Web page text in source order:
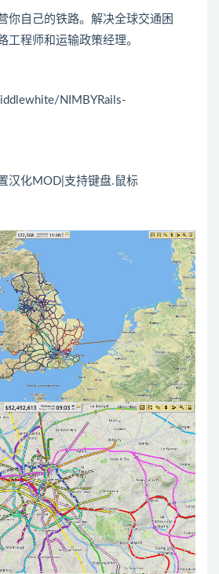
你自己的铁路。解决全球交通困
工程师和运输政策经理。
NIMBYRails-
汉化MOD|支持键盘.鼠标